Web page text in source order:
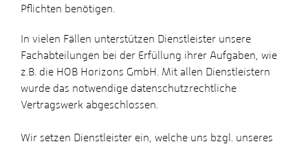
Pflichten benötigen.
In vielen Fällen unterstützen Dienstleister unsere
Fachabteilungen bei der Erfüllung ihrer Aufgaben, wie
z.B. die HOB Horizons GmbH. Mit allen Dienstleistern
wurde das notwendige datenschutzrechtliche
Vertragswerk abgeschlossen.
Wir setzen Dienstleister ein, welche uns bzgl. unseres